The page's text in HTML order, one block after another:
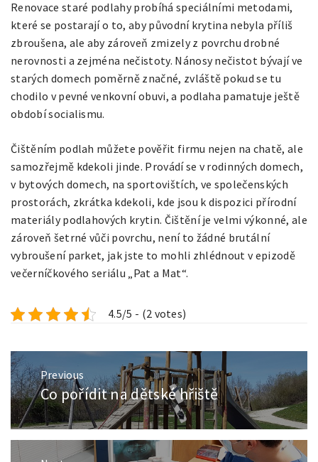
Renovace staré podlahy probíhá speciálními metodami,
které se postarají o to, aby původní krytina nebyla příliš
zbroušena, ale aby zároveň zmizely z povrchu drobné
nerovnosti a zejména nečistoty. Nánosy nečistot bývají ve
starých domech poměrně značné, zvláště pokud se tu
chodilo v pevné venkovní obuvi, a podlaha pamatuje ještě
období socialismu.
Čištěním podlah můžete pověřit firmu nejen na chatě, ale
samozřejmě kdekoli jinde. Provádí se v rodinných domech,
v bytových domech, na sportovištích, ve společenských
prostorách, zkrátka kdekoli, kde jsou k dispozici přírodní
materiály podlahových krytin. Čištění je velmi výkonné, ale
zároveň šetrné vůči povrchu, není to žádné brutální
vybroušení parket, jak jste to mohli zhlédnout v epizodě
večerníčkového seriálu „Pat a Mat“.
4.5/5 - (2 votes)
Navigace
pro
příspěvek
Previous
Previous
post:
Co pořídit na dětské hřiště